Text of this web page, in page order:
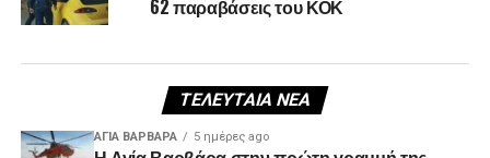
62 παραβάσεις του ΚΟΚ
ΤΕΛΕΥΤΑΊΑ ΝΈΑ
ΑΓΙΑ ΒΑΡΒΑΡΑ 5 ημέρες ago